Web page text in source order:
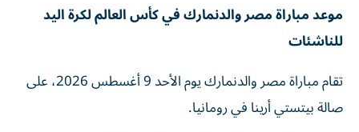
موعد مباراة مصر والدنمارك في كأس العالم لكرة اليد
للناشئات
تقام مباراة مصر والدنمارك يوم الأحد 9 أغسطس 2026، على
صالة بيتستي أرينا في رومانيا.